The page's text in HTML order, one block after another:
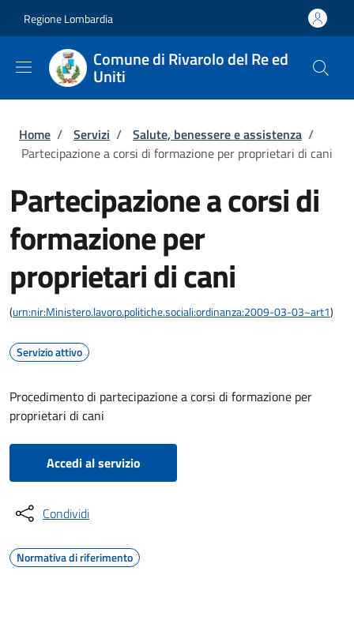
Regione Lombardia
Comune di Rivarolo del Re ed
Uniti
Briciole di pane
Home / Servizi / Salute, benessere e assistenza /
Partecipazione a corsi di formazione per proprietari di cani
Partecipazione a corsi di
formazione per
proprietari di cani
(urn:nir:Ministero.lavoro.politiche.sociali:ordinanza:2009-03-03~art1)
Servizio attivo
Procedimento di partecipazione a corsi di formazione per
proprietari di cani
Accedi al servizio
Condividi
Normativa di riferimento